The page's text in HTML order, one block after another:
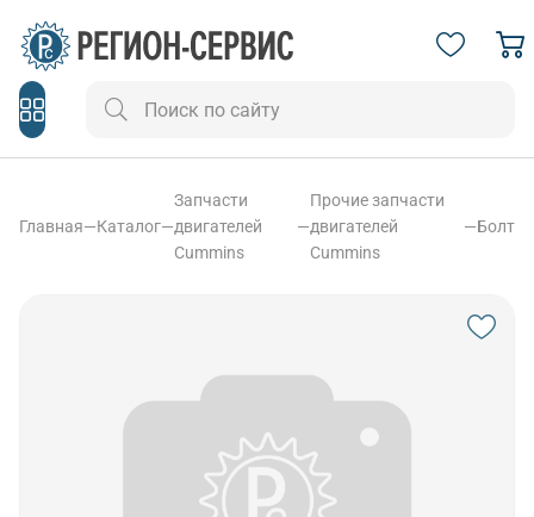
Главная—Каталог—
Запчасти
двигателей
Cummins
—
Прочие запчасти
двигателей
Cummins
—Болт